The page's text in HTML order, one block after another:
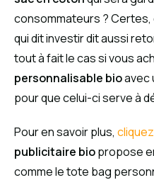
consommateurs ?
qui dit investir dit aussi
tout à fait le cas si vous
personnalisable bioavec
pour que celui-ci serve à
Pour en savoir plus,
publicitaire biopropose
comme le tote bag